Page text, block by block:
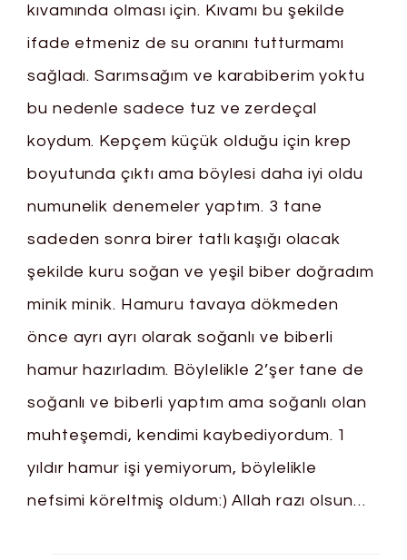
kıvamında olması için. Kıvamı bu şekilde
ifade etmeniz de su oranını tutturmamı
sağladı. Sarımsağım ve karabiberim yoktu
bu nedenle sadece tuz ve zerdeçal
koydum. Kepçem küçük olduğu için krep
boyutunda çıktı ama böylesi daha iyi oldu
numunelik denemeler yaptım. 3 tane
sadeden sonra birer tatlı kaşığı olacak
şekilde kuru soğan ve yeşil biber doğradım
minik minik. Hamuru tavaya dökmeden
önce ayrı ayrı olarak soğanlı ve biberli
hamur hazırladım. Böylelikle 2’şer tane de
soğanlı ve biberli yaptım ama soğanlı olan
muhteşemdi, kendimi kaybediyordum. 1
yıldır hamur işi yemiyorum, böylelikle
nefsimi köreltmiş oldum:) Allah razı olsun…